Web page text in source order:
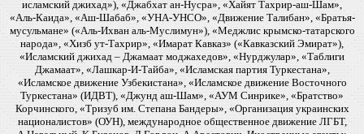
исламский джихад»), «Джабхат ан-Нусра», «Хайят Тахрир-аш-Шам»,
«Аль-Каида», «Аш-Шабаб», «УНА-УНСО», «Движение Талибан», «Братья-
мусульмане» («Аль-Ихван аль-Муслимун»), «Меджлис крымско-татарского
народа», «Хизб ут-Тахрир», «Имарат Кавказ» («Кавказский Эмират»),
«Исламский джихад – Джамаат моджахедов», «Нурджулар», «Таблиги
Джамаат», «Лашкар-И-Тайба», «Исламская партия Туркестана»,
«Исламское движение Узбекистана», «Исламское движение Восточного
Туркестана» (ИДВТ), «Джунд аш-Шам», «АУМ Синрике», «Братство»
Корчинского, «Тризуб им. Степана Бандеры», «Организация украинских
националистов» (ОУН), международное общественное движение ЛГБТ,